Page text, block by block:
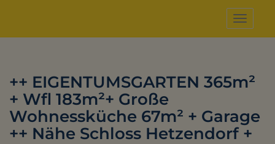
++ EIGENTUMSGARTEN 365m²
+ Wfl 183m²+ Große
Wohnessküche 67m² + Garage
++ Nähe Schloss Hetzendorf +